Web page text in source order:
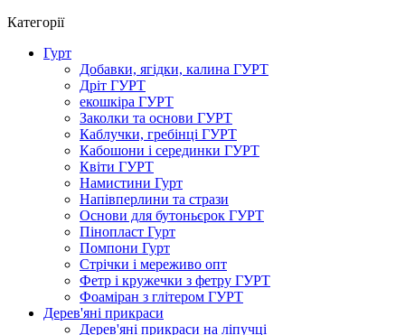
Категорії
Гурт
Добавки, ягідки, калина ГУРТ
Дріт ГУРТ
екошкіра ГУРТ
Заколки та основи ГУРТ
Каблучки, гребінці ГУРТ
Кабошони і серединки ГУРТ
Квіти ГУРТ
Намистини Гурт
Напівперлини та стрази
Основи для бутоньєрок ГУРТ
Пінопласт Гурт
Помпони Гурт
Стрічки і мереживо опт
Фетр і кружечки з фетру ГУРТ
Фоаміран з глітером ГУРТ
Дерев'яні прикраси
Дерев'яні прикраси на ліпучці